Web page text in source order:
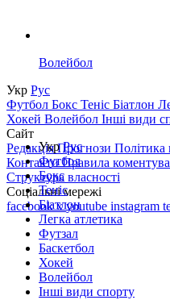
Волейбол
Укр Рус
Футбол Бокс Теніс Біатлон
Хокей Волейбол Інші види
Сайт
РедакціяПрогнози Політика
КонтактиПравила
Структура власності
Соціальні мережі
facebookxyoutube instagram
УкрРус
Футбол
Бокс
Теніс
Біатлон
Легка атлетика
Футзал
Баскетбол
Хокей
Волейбол
Інші види спорту